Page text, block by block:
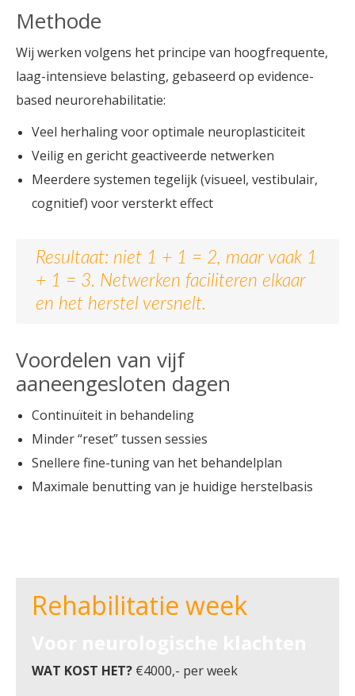
Methode
Wij werken volgens het principe van hoogfrequente,
laag-intensieve belasting, gebaseerd op evidence-
based neurorehabilitatie:
Veel herhaling voor optimale neuroplasticiteit
Veilig en gericht geactiveerde netwerken
Meerdere systemen tegelijk (visueel, vestibulair,
cognitief) voor versterkt effect
Resultaat: niet 1 + 1 = 2, maar vaak 1
+ 1 = 3. Netwerken faciliteren elkaar
en het herstel versnelt.
Voordelen van vijf
aaneengesloten dagen
Continuïteit in behandeling
Minder “reset” tussen sessies
Snellere fine-tuning van het behandelplan
Maximale benutting van je huidige herstelbasis
Rehabilitatie week
WAT KOST HET? €4000,- per week